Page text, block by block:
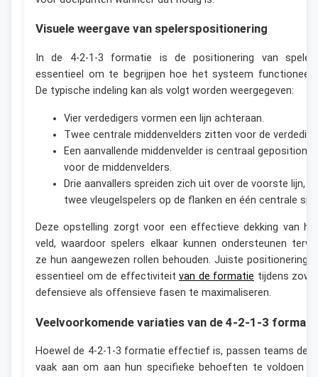
Visuele weergave van spelerspositionering
In de 4-2-1-3 formatie is de positionering van
essentieel om te begrijpen hoe het systeem
De typische indeling kan als volgt worden weergegeven:
Vier verdedigers vormen een lijn achteraan.
Twee centrale middenvelders zitten voor de
Een aanvallende middenvelder is centraal
voor de middenvelders.
Drie aanvallers spreiden zich uit over de voorste lijn,
twee vleugelspelers op de flanken en één centrale
Deze opstelling zorgt voor een effectieve dekking van
veld, waardoor spelers elkaar kunnen ondersteunen
ze hun aangewezen rollen behouden. Juiste positionering
essentieel om de effectiviteit van de formatie tijdens
defensieve als offensieve fasen te maximaliseren.
Veelvoorkomende variaties van de 4-2-1-3
Hoewel de 4-2-1-3 formatie effectief is, passen teams
vaak aan om aan hun specifieke behoeften te voldoen